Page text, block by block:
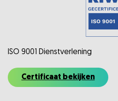
ISO 9001 Dienstverlening
Certificaat bekijken